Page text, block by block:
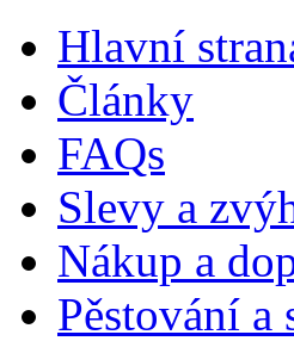
Hlavní
Články
FAQs
Slevy a
Nákup a
Pěstování a